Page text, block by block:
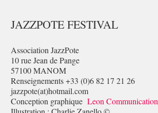
JAZZPOTE FESTIVAL
Association JazzPote
10 rue Jean de Pange
57100 MANOM
Renseignements +33 (0)6 82 17 21 26
jazzpote(at)hotmail.com
Conception graphique Leon Communication